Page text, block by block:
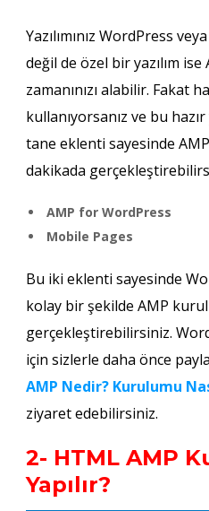
Yazılımınız WordPress
değil de özel bir yazılım
zamanınızı alabilir. Fakat
kullanıyorsanız ve bu
tane eklenti sayesinde
dakikada
AMP for WordPress
Mobile Pages
Bu iki eklenti sayesinde
kolay bir şekilde AMP
gerçekleştirebilirsiniz.
için sizlerle daha önce
AMP Nedir? Kurulumu
ziyaret edebilirsiniz.
2- HTML AMP
Yapılır?